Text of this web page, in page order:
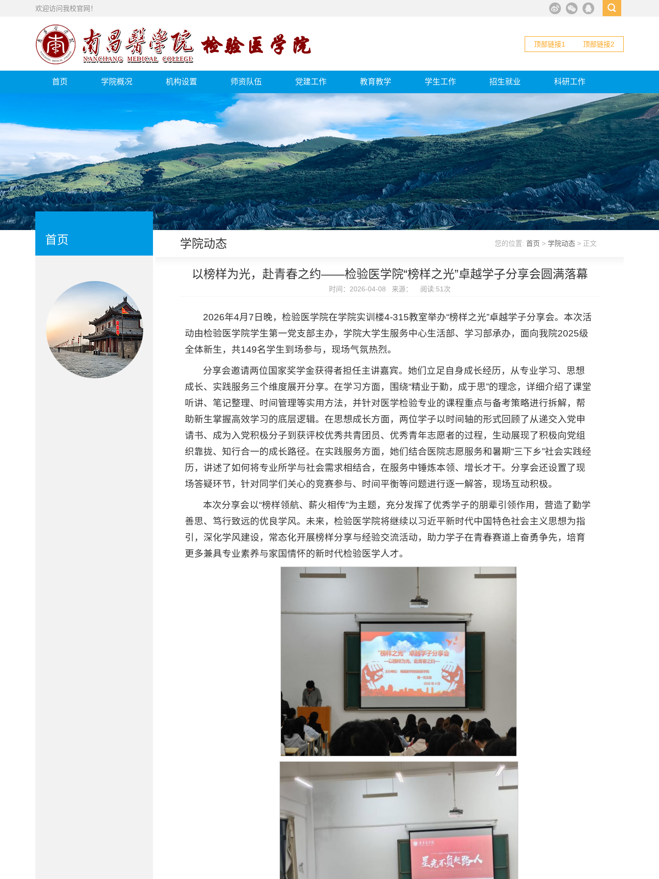
欢迎访问我校官网！
顶部链接1 顶部链接2
首页 学院概况 机构设置 师资队伍 党建工作 教育教学 学生工作 招生就业 科研工作
首页 学院动态 您的位置: 首页 > 学院动态 > 正文
以榜样为光，赴青春之约——检验医学院“榜样之光”卓越学子分享会圆满落幕
时间：2026-04-08 来源： 阅读:51 次
2026年4月7日晚，检验医学院在学院实训楼4-315教室举办“榜样之光”卓越学子分享会。本次活
动由检验医学院学生第一党支部主办，学院大学生服务中心生活部、学习部承办，面向我院2025级
全体新生，共149名学生到场参与，现场气氛热烈。
分享会邀请两位国家奖学金获得者担任主讲嘉宾。她们立足自身成长经历，从专业学习、思想
成长、实践服务三个维度展开分享。在学习方面，围绕“精业于勤，成于思”的理念，详细介绍了课堂
听讲、笔记整理、时间管理等实用方法，并针对医学检验专业的课程重点与备考策略进行拆解，帮
助新生掌握高效学习的底层逻辑。在思想成长方面，两位学子以时间轴的形式回顾了从递交入党申
请书、成为入党积极分子到获评校优秀共青团员、优秀青年志愿者的过程，生动展现了积极向党组
织靠拢、知行合一的成长路径。在实践服务方面，她们结合医院志愿服务和暑期“三下乡”社会实践经
历，讲述了如何将专业所学与社会需求相结合，在服务中锤炼本领、增长才干。分享会还设置了现
场答疑环节，针对同学们关心的竞赛参与、时间平衡等问题进行逐一解答，现场互动积极。
本次分享会以“榜样领航、薪火相传”为主题，充分发挥了优秀学子的朋辈引领作用，营造了勤学
善思、笃行致远的优良学风。未来，检验医学院将继续以习近平新时代中国特色社会主义思想为指
引，深化学风建设，常态化开展榜样分享与经验交流活动，助力学子在青春赛道上奋勇争先，培育
更多兼具专业素养与家国情怀的新时代检验医学人才。